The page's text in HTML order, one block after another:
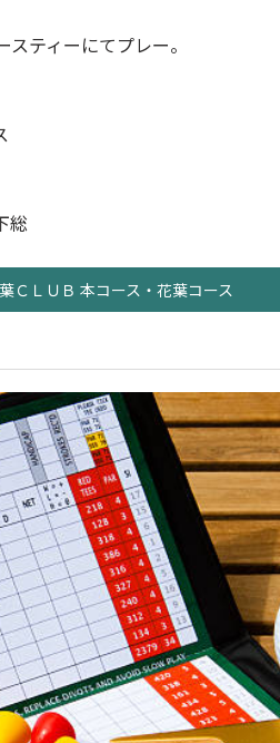
ティーにてプレー。
総
ＣＬＵＢ 本コース・花葉コース